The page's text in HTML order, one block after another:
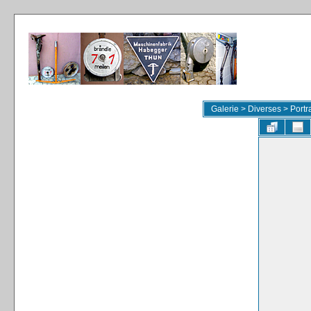
Galerie > Diverses >